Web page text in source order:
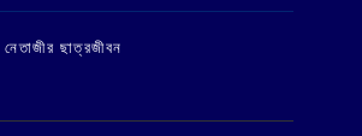
‌নেতাজীর ছাত্রজীবন